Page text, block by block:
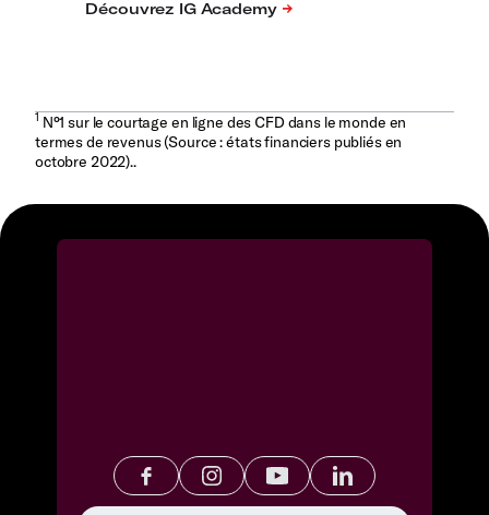
1N°1 sur le courtage en ligne des CFD dans le monde en
termes de revenus (Source : états financiers publiés en
octobre 2022)..